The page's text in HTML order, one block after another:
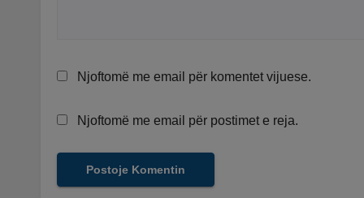
Njoftomë me email për komentet vijuese.
Njoftomë me email për postimet e reja.